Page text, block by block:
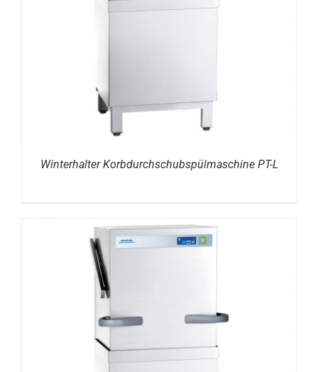
DETAILS
Winterhalter Korbdurchschubspülmaschine PT-L
DETAILS